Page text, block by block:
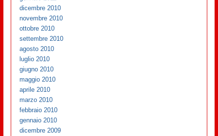
dicembre 2010
novembre 2010
ottobre 2010
settembre 2010
agosto 2010
luglio 2010
giugno 2010
maggio 2010
aprile 2010
marzo 2010
febbraio 2010
gennaio 2010
dicembre 2009